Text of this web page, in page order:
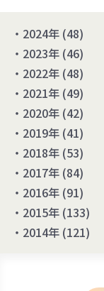
2024年 (48)
2023年 (46)
2022年 (48)
2021年 (49)
2020年 (42)
2019年 (41)
2018年 (53)
2017年 (84)
2016年 (91)
2015年 (133)
2014年 (121)